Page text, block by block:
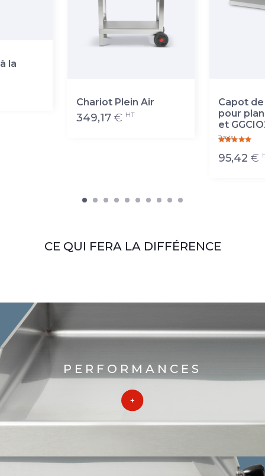
la
Chariot Plein Air
349,17 € HT
Capot
pour
et
2 avis
95,42 €
CE QUI FERA LA DIFFÉRENCE
PERFORMANCES